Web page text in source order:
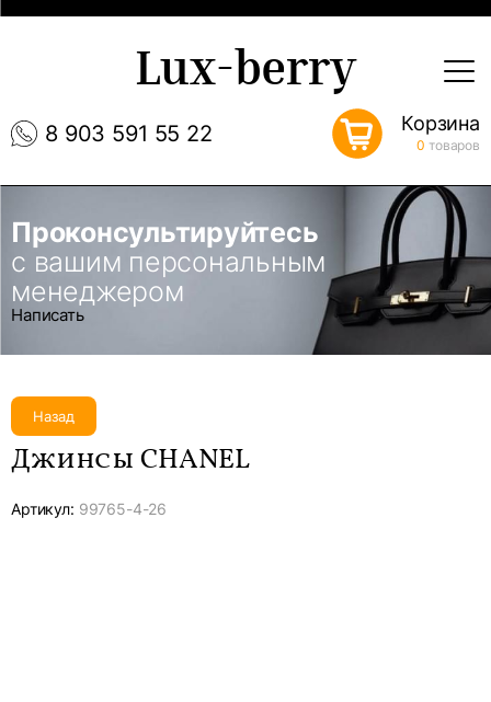
8 903 591 55 22
Lux-berry
Корзина
0 товаров
Проконсультируйтесь
с вашим персональным
менеджером
Написать
Назад
Джинсы CHANEL
Артикул: 99765-4-26